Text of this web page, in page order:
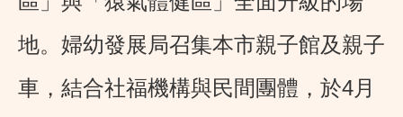
地。婦幼發展局召集本市親子館及親子
車，結合社福機構與民間團體，於4月